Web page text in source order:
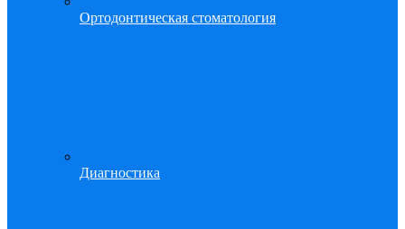
Ортодонтическая стоматология
Диагностика